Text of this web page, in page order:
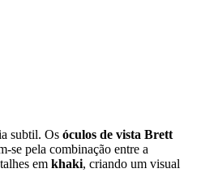
subtil. Os óculos de vista Brett
se pela combinação entre a
em khaki, criando um visual